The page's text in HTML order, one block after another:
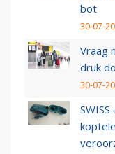
bot
30-07-
Vraag
druk
30-07-